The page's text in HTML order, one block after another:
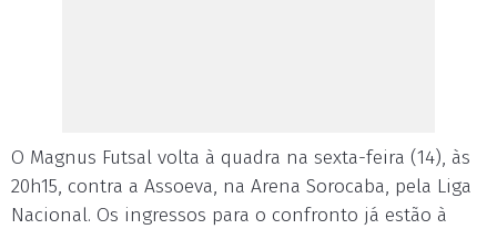
O Magnus Futsal volta à quadra na sexta-feira (14), às
20h15, contra a Assoeva, na Arena Sorocaba, pela Liga
Nacional. Os ingressos para o confronto já estão à